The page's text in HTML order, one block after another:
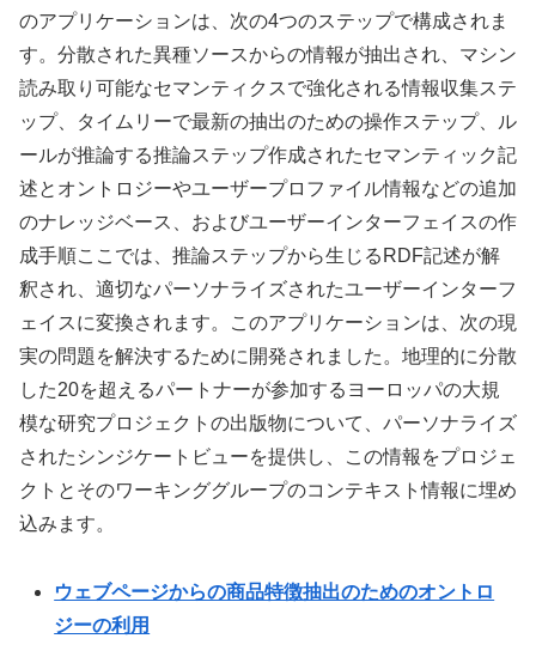
のアプリケーションは、次の4つのステップで構成されま
す。分散された異種ソースからの情報が抽出され、マシン
読み取り可能なセマンティクスで強化される情報収集ステ
ップ、タイムリーで最新の抽出のための操作ステップ、ル
ールが推論する推論ステップ作成されたセマンティック記
述とオントロジーやユーザープロファイル情報などの追加
のナレッジベース、およびユーザーインターフェイスの作
成手順ここでは、推論ステップから生じるRDF記述が解
釈され、適切なパーソナライズされたユーザーインターフ
ェイスに変換されます。このアプリケーションは、次の現
実の問題を解決するために開発されました。地理的に分散
した20を超えるパートナーが参加するヨーロッパの大規
模な研究プロジェクトの出版物について、パーソナライズ
されたシンジケートビューを提供し、この情報をプロジェ
クトとそのワーキンググループのコンテキスト情報に埋め
込みます。
ウェブページからの商品特徴抽出のためのオントロ
ジーの利用